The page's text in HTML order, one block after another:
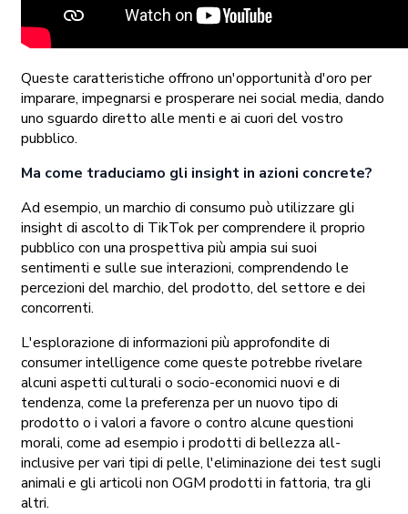
Queste caratteristiche offrono un'opportunità d'oro per
imparare, impegnarsi e prosperare nei social media, dando
uno sguardo diretto alle menti e ai cuori del vostro
pubblico.
Ma come traduciamo gli insight in azioni concrete?
Ad esempio, un marchio di consumo può utilizzare gli
insight di ascolto di TikTok per comprendere il proprio
pubblico con una prospettiva più ampia sui suoi
sentimenti e sulle sue interazioni, comprendendo le
percezioni del marchio, del prodotto, del settore e dei
concorrenti.
L'esplorazione di informazioni più approfondite di
consumer intelligence come queste potrebbe rivelare
alcuni aspetti culturali o socio-economici nuovi e di
tendenza, come la preferenza per un nuovo tipo di
prodotto o i valori a favore o contro alcune questioni
morali, come ad esempio i prodotti di bellezza all-
inclusive per vari tipi di pelle, l'eliminazione dei test sugli
animali e gli articoli non OGM prodotti in fattoria, tra gli
altri.